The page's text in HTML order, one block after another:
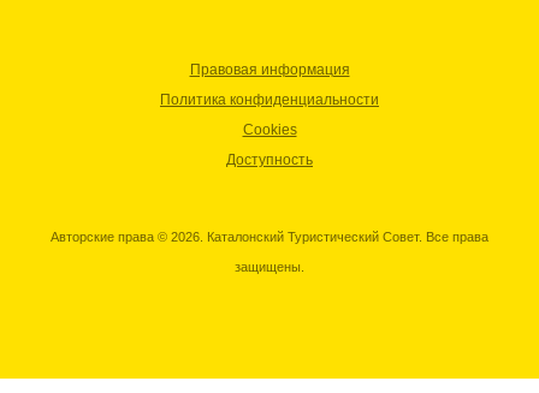
Правовая информация
Политика конфиденциальности
Cookies
Доступность
Авторские права © 2026. Каталонский Туристический Совет. Все права
защищены.